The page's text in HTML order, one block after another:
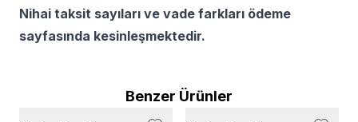
Nihai taksit sayıları ve vade farkları ödeme
sayfasında kesinleşmektedir.
Benzer Ürünler